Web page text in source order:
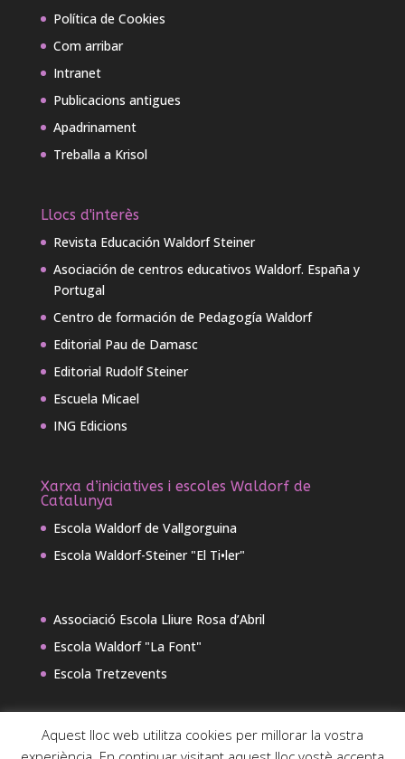
Política de Cookies
Com arribar
Intranet
Publicacions antigues
Apadrinament
Treballa a Krisol
Llocs d'interès
Revista Educación Waldorf Steiner
Asociación de centros educativos Waldorf. España y
Portugal
Centro de formación de Pedagogía Waldorf
Editorial Pau de Damasc
Editorial Rudolf Steiner
Escuela Micael
ING Edicions
Xarxa d’iniciatives i escoles Waldorf de
Catalunya
Escola Waldorf de Vallgorguina
Escola Waldorf-Steiner "El Ti•ler"
Associació Escola Lliure Rosa d’Abril
Escola Waldorf "La Font"
Escola Tretzevents
Aquest lloc web utilitza cookies per millorar la vostra